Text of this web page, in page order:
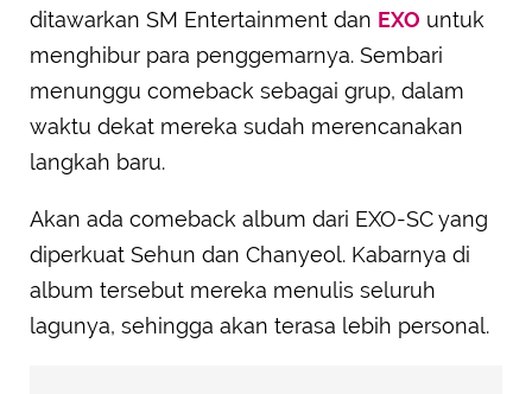
ditawarkan SM Entertainment dan EXO untuk
menghibur para penggemarnya. Sembari
menunggu comeback sebagai grup, dalam
waktu dekat mereka sudah merencanakan
langkah baru.
Akan ada comeback album dari EXO-SC yang
diperkuat Sehun dan Chanyeol. Kabarnya di
album tersebut mereka menulis seluruh
lagunya, sehingga akan terasa lebih personal.